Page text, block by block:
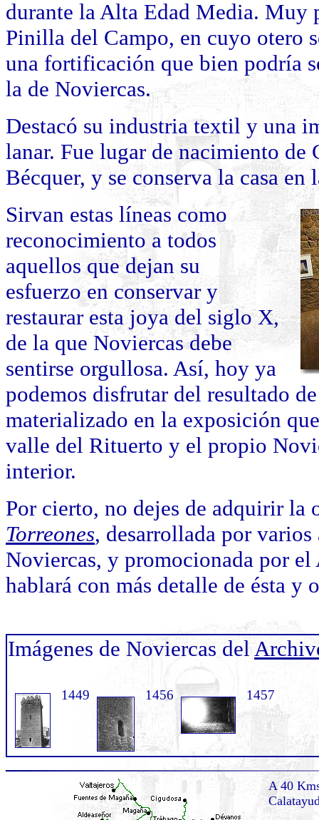
durante la Alta Edad Media. Muy
Pinilla del Campo, en cuyo otero
una fortificación que bien podría
la de Noviercas.
Destacó su industria textil y una
lanar. Fue lugar de nacimiento de
Bécquer, y se conserva la casa
Sirvan estas líneas como
reconocimiento a todos
aquellos que dejan su
esfuerzo en conservar y
restaurar esta joya del siglo X,
de la que Noviercas debe
sentirse orgullosa. Así, hoy ya
podemos disfrutar del resultado
materializado en la exposición
valle del Rituerto y el propio
interior.
Por cierto, no dejes de adquirir la
Torreones, desarrollada por
Noviercas, y promocionada por
hablará con más detalle de ésta y
Imágenes de Noviercas del
1449 1456 1457
A 40